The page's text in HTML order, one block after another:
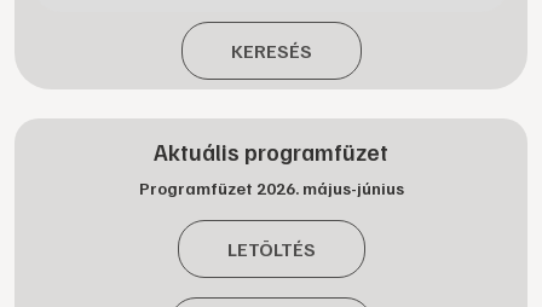
KERESÉS
Aktuális programfüzet
Programfüzet 2026. május-június
LETÖLTÉS